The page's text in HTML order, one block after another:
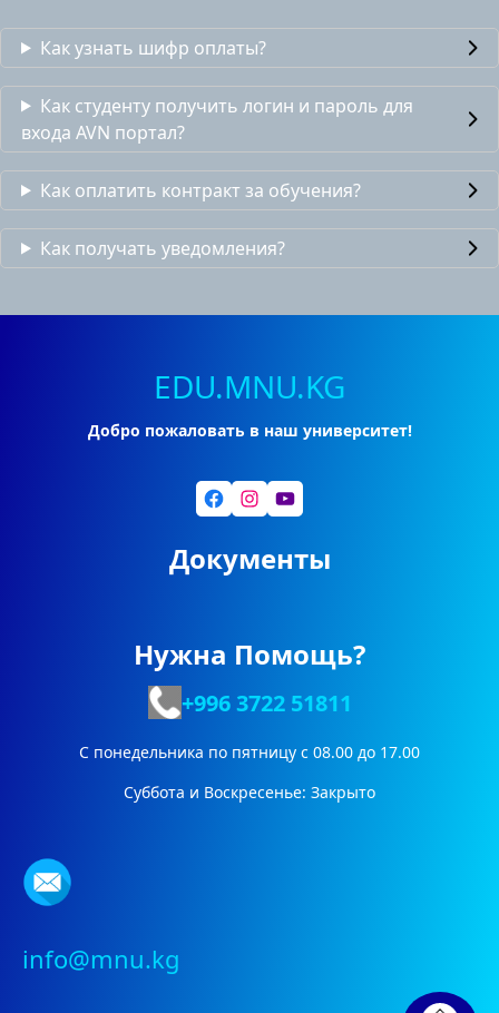
Как узнать шифр оплаты?
Как студенту получить логин и пароль для
входа AVN портал?
Как оплатить контракт за обучения?
Как получать уведомления?
EDU.MNU.KG
Добро пожаловать в наш университет!
Facebook Instagram YouTube
Документы
Нужна Помощь?
+996 372251811
С понедельника по пятницу с 08.00 до 17.00
Суббота и Воскресенье: Закрыто
info@mnu.kg